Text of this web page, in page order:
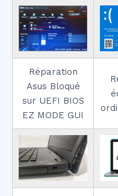
Réparation
Asus Bloqué
sur UEFI BIOS
EZ MODE GUI